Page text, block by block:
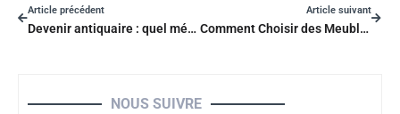
Article précédent
Devenir antiquaire : quel métier passionnant se cache derrière les objets d’une autre époque ?
Article suivant
Comment Choisir des Meubles Vintage pour Sublimer Votre Intérieur
NOUS SUIVRE